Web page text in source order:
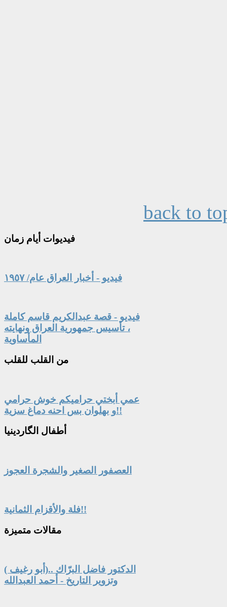
back to
فيديوات أيام زمان
فيديو - أخبار العراق عام/ ١٩٥٧
فيديو - قصة عبدالكريم قاسم كاملة
، تأسيس جمهورية العراق ونهايته
المأساوية
من القلب للقلب
عمي أبختي حراميكم خوش حرامي
و بهلوان بس احنه دماغ سزية!!
أطفال الگاردينيا
العصفور الصغير والشجرة العجوز
فلة والأقزام الثمانية!!
مقالات متميزة
الدكتور فاضل البرّاك ..(أبو رغيف )
وتزوير التاريخ - أحمد العبدالله